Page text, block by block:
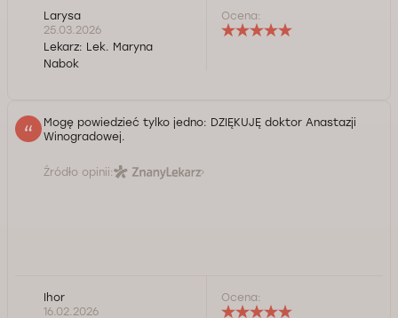
Larysa
25.03.2026
Lekarz: Lek. Maryna
Nabok
Ocena:
Mogę powiedzieć tylko jedno: DZIĘKUJĘ doktor Anastazji
Winogradowej.
Źródło opinii:
Ihor
16.02.2026
Ocena: